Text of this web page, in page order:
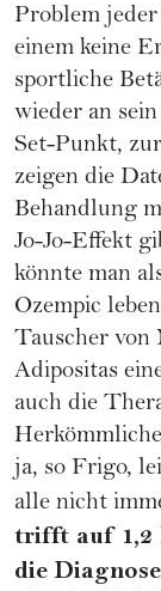
Problem
einem keine
sportliche
wieder an
Set-Punkt,
zeigen die
Behandlung
Jo-Jo-Effekt
könnte man
Ozempic
Tauscher von
Adipositas
auch die
ja, so Frigo,
alle nicht
trifft auf 1,2
die